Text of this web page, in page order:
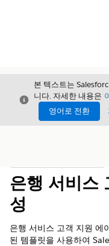
닫기
본 텍스트는
니다. 자세한 내용은
영어로 전환
은행 서비스
성
은행 서비스 고객 지원 에
된 템플릿을 사용하여